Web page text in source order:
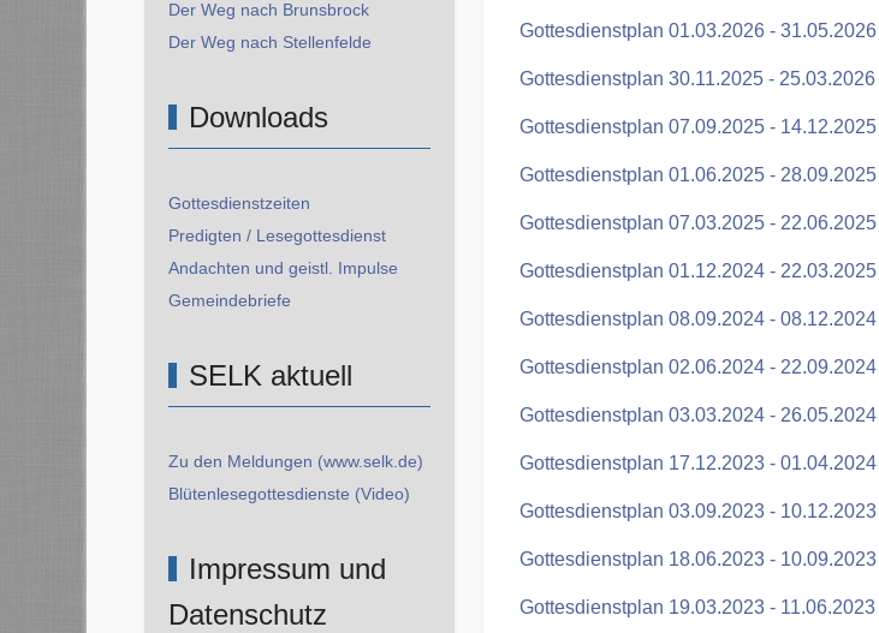
Der Weg nach Brunsbrock
Der Weg nach Stellenfelde
Downloads
Gottesdienstzeiten
Predigten / Lesegottesdienst
Andachten und geistl. Impulse
Gemeindebriefe
SELK aktuell
Zu den Meldungen (www.selk.de)
Blütenlesegottesdienste (Video)
Impressum und
Datenschutz
Gottesdienstplan 01.03.2026 - 31.05.2026
Gottesdienstplan 30.11.2025 - 25.03.2026
Gottesdienstplan 07.09.2025 - 14.12.2025
Gottesdienstplan 01.06.2025 - 28.09.2025
Gottesdienstplan 07.03.2025 - 22.06.2025
Gottesdienstplan 01.12.2024 - 22.03.2025
Gottesdienstplan 08.09.2024 - 08.12.2024
Gottesdienstplan 02.06.2024 - 22.09.2024
Gottesdienstplan 03.03.2024 - 26.05.2024
Gottesdienstplan 17.12.2023 - 01.04.2024
Gottesdienstplan 03.09.2023 - 10.12.2023
Gottesdienstplan 18.06.2023 - 10.09.2023
Gottesdienstplan 19.03.2023 - 11.06.2023